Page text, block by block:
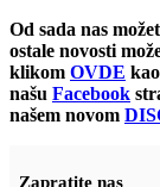
Od sada nas
ostale novosti
klikom OVDE
našu Facebook
našem novom
Zapratite nas